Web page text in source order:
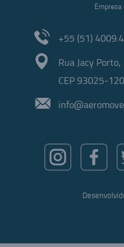
Empresa
+55 (51)
Rua Jacy
CEP 93025-